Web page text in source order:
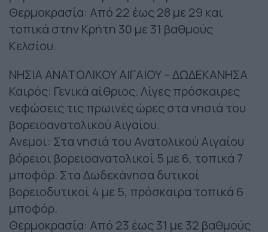
Θερμοκρασία: Από 22 έως 28 με 29 και
τοπικά στην Κρήτη 30 με 31 βαθμούς
Κελσίου.
ΝΗΣΙΑ ΑΝΑΤΟΛΙΚΟΥ ΑΙΓΑΙΟΥ – ΔΩΔΕΚΑΝΗΣΑ
Καιρός: Γενικά αίθριος. Λίγες πρόσκαιρες
νεφώσεις τις πρωινές ώρες στα νησιά του
βορειοανατολικού Αιγαίου.
Ανεμοι: Στα νησιά του Ανατολικού Αιγαίου
βόρειοι βορειοανατολικοί 5 με 6, τοπικά 7
μποφόρ. Στα Δωδεκάνησα δυτικοί
βορειοδυτικοί 4 με 5, πρόσκαιρα τοπικά 6
μποφόρ.
Θερμοκρασία: Από 23 έως 31 με 32 βαθμούς